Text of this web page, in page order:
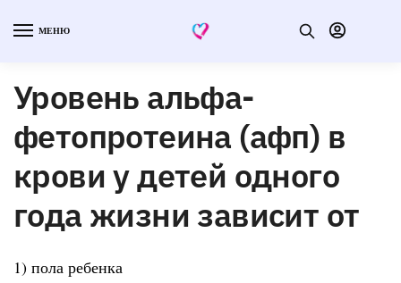
МЕНЮ
Уровень альфа-
фетопротеина (афп) в
крови у детей одного
года жизни зависит от
1) пола ребенка